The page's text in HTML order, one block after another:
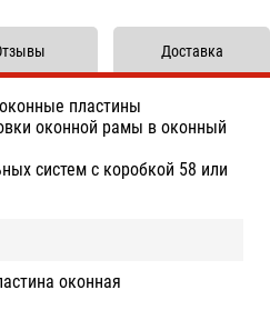
пластины
оконной рамы в оконный
систем с коробкой 58 или
оконная
Доставка